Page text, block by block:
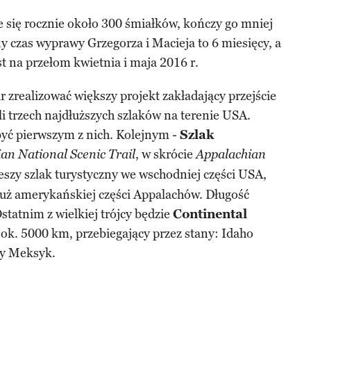
rocznie około 300 śmiałków, kończy go mniej
czas wyprawy Grzegorza i Macieja to 6 miesięcy, a
na przełom kwietnia i maja 2016 r.
zrealizować większy projekt zakładający przejście
najdłuższych szlaków na terenie USA.
pierwszym z nich. Kolejnym - Szlak
National Scenic Trail, w skrócieAppalachian
szlak turystyczny we wschodniej części USA,
amerykańskiej części Appalachów. Długość
z wielkiej trójcy będzie Continental
ok. 5000 km, przebiegający przez stany: Idaho
Meksyk.